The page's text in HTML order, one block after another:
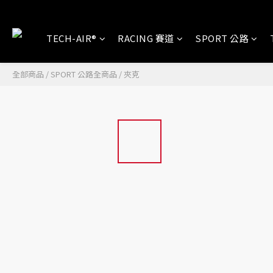
TECH-AIR® RACING 賽道 SPORT 公路
全部商品 /SPORT 公路全商品 / 夾克